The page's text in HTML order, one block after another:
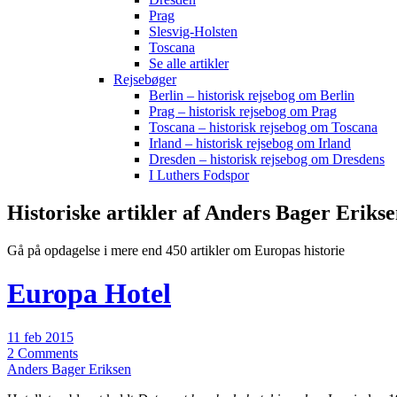
Prag
Slesvig-Holsten
Toscana
Se alle artikler
Rejsebøger
Berlin – historisk rejsebog om Berlin
Prag – historisk rejsebog om Prag
Toscana – historisk rejsebog om Toscana
Irland – historisk rejsebog om Irland
Dresden – historisk rejsebog om Dresdens
I Luthers Fodspor
Historiske artikler af Anders Bager
Gå på opdagelse i mere end 450 artikler om Europas historie
Europa Hotel
11 feb 2015
2 Comments
Anders Bager Eriksen